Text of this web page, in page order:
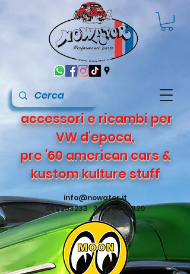
info@nowater.it
051/253233 347/4495820
accessori e ricambi per
VW d'epoca,
pre '60 american cars &
kustom kulture stuff